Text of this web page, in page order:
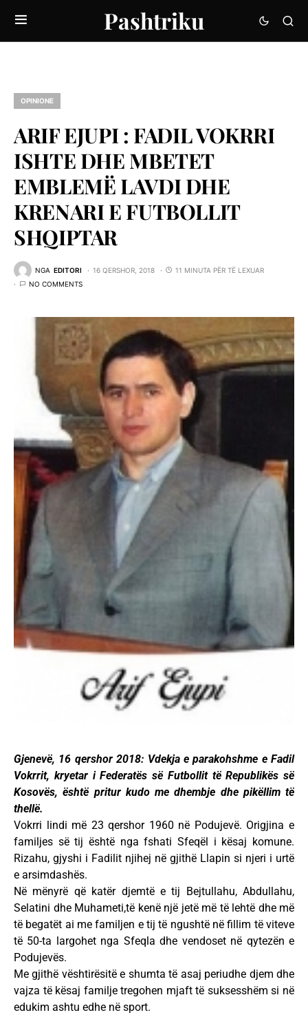
Pashtriku
OPINIONE
ARIF EJUPI : FADIL VOKRRI
ISHTE DHE MBETET
EMBLEMË LAVDI DHE
KRENARI E FUTBOLLIT
SHQIPTAR
NGA EDITORI 16 QERSHOR, 2018
11 MINUTA PËR TË LEXUAR
NO COMMENTS
Gjenevë, 16 qershor 2018: Vdekja e parakohshme e Fadil
Vokrrit, kryetar i Federatës së Futbollit të Republikës së
Kosovës, është pritur kudo me dhembje dhe pikëllim të
thellë.
Vokrri lindi më 23 qershor 1960 në Podujevë. Origjina e
familjes së tij është nga fshati Sfeqël i kësaj komune.
Rizahu, gjyshi i Fadilit njihej në gjithë Llapin si njeri i urtë
e arsimdashës.
Në mënyrë që katër djemtë e tij Bejtullahu, Abdullahu,
Selatini dhe Muhameti,të kenë një jetë më të lehtë dhe më
të begatët ai me familjen e tij të ngushtë në fillim të viteve
të 50-ta largohet nga Sfeqla dhe vendoset në qytezën e
Podujevës.
Me gjithë vështirësitë e shumta të asaj periudhe djem dhe
vajza të kësaj familje tregohen mjaft të suksesshëm si në
edukim ashtu edhe në sport.